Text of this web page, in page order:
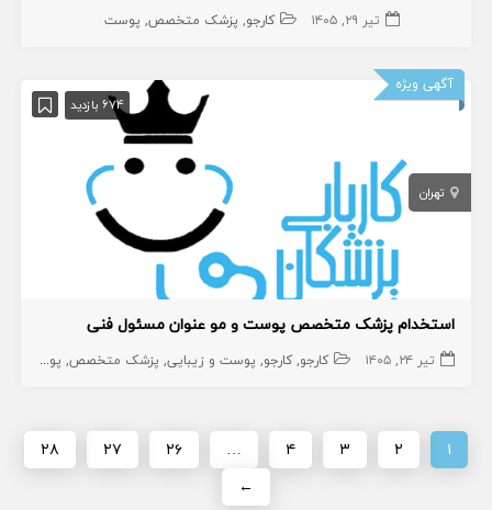
تیر ۲۹, ۱۴۰۵ کارجو پزشک متخصص پوست
آگهی ویژه
674 بازدید
تهران
استخدام پزشک متخصص پوست و مو عنوان مسئول فنی
تیر ۲۴, ۱۴۰۵ کارجو کارجو پوست و زیبایی پزشک متخصص پوست
۱ ۲ ۳ ۴ … ۲۶ ۲۷
۲۸
←